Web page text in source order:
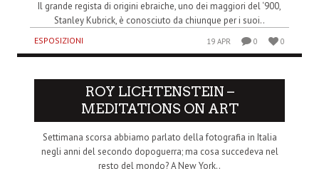
Il grande regista di origini ebraiche, uno dei maggiori del ‘900,
Stanley Kubrick, è conosciuto da chiunque per i suoi..
ESPOSIZIONI 19 APR 0 0
ROY LICHTENSTEIN –
MEDITATIONS ON ART
Settimana scorsa abbiamo parlato della fotografia in Italia
negli anni del secondo dopoguerra; ma cosa succedeva nel
resto del mondo? A New York..